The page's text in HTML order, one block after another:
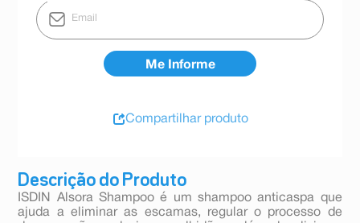
Descrição do Produto
ISDIN Alsora Shampoo é um shampoo anticaspa que
ajuda a eliminar as escamas, regular o processo de
Compartilhar produto